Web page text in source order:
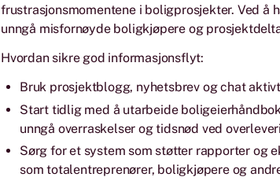
frustrasjonsmomentene i boligprosjekter. Ved å
unngå misfornøyde boligkjøpere og
Hvordan sikre god informasjonsflyt:
Bruk prosjektblogg, nyhetsbrev og chat
Start tidlig med å utarbeide
unngå overraskelser og tidsnød ved
Sørg for et system som støtter rapporter og
som totalentreprenører, boligkjøpere og